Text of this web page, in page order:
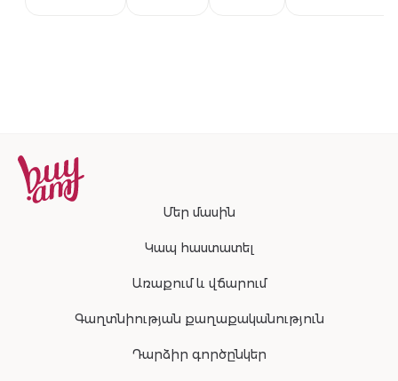
Մեր մասին
Կապ հաստատել
Առաքում և վճարում
Գաղտնիության քաղաքականություն
Դարձիր գործընկեր